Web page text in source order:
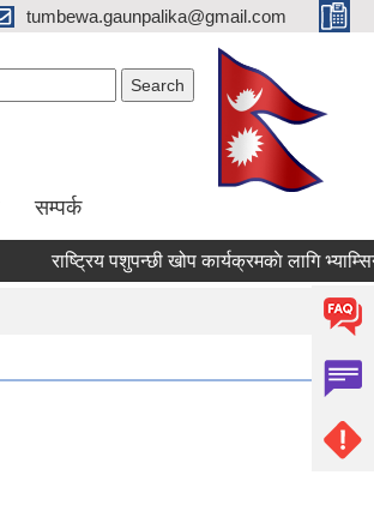
tumbewa.gaunpalika@gmail.com
सम्पर्क
राष्ट्रिय पशुपन्छी खोप कार्यक्रमकाे लागि